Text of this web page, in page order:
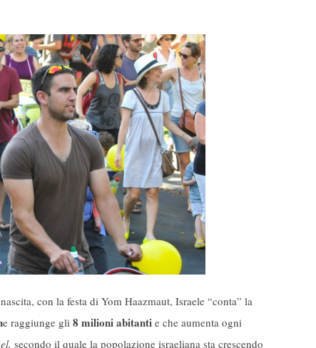
con la festa di Yom Haazmaut, Israele “conta” la
e raggiunge gli 8 milioni abitanti e che aumenta ogni
secondo il quale la popolazione israeliana sta crescendo